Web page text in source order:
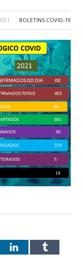
BOLETINS COVID-19
LinkedInTumblr